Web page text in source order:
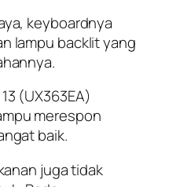
keyboardnya
lampu backlit yang
(UX363EA)
merespon
baik.
juga tidak